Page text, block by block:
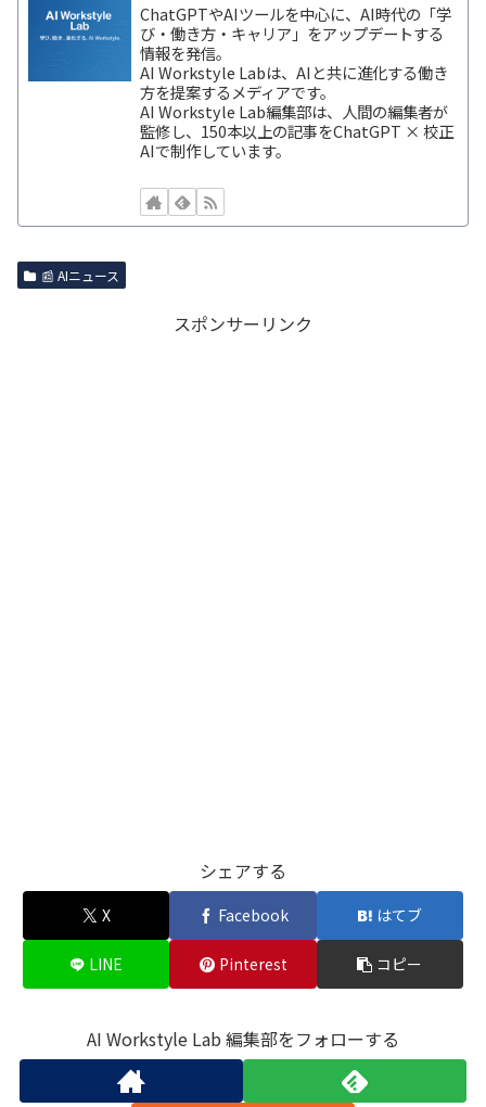
ChatGPTやAIツールを中心に、AI時代の「学
び・働き方・キャリア」をアップデートする
情報を発信。
AI Workstyle Labは、AIと共に進化する働き
方を提案するメディアです。
AI Workstyle Lab編集部は、人間の編集者が
監修し、150本以上の記事をChatGPT × 校正
AIで制作しています。
📰 AIニュース
スポンサーリンク
シェアする
X Facebook はてブ
LINE Pinterest コピー
AI Workstyle Lab 編集部をフォローする